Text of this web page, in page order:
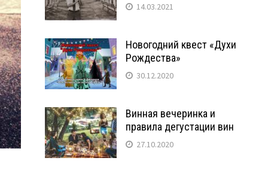
14.03.2021
Новогодний квест «Духи
Рождества»
30.12.2020
Винная вечеринка и
правила дегустации вин
27.10.2020